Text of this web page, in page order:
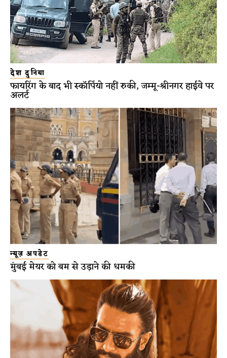
देश दुनिया
फायरिंग के बाद भी स्कॉर्पियो नहीं रुकी, जम्मू-श्रीनगर हाईवे पर
अलर्ट
न्यूज़ अपडेट
मुंबई मेयर को बम से उड़ाने की धमकी